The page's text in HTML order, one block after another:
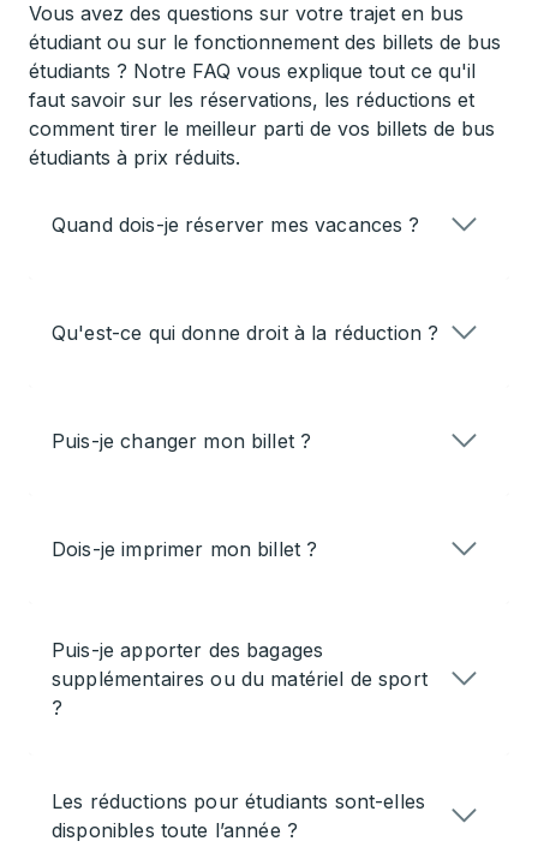
Vous avez des questions sur votre trajet en bus
étudiant ou sur le fonctionnement des billets de bus
étudiants ? Notre FAQ vous explique tout ce qu'il
faut savoir sur les réservations, les réductions et
comment tirer le meilleur parti de vos billets de bus
étudiants à prix réduits.
Quand dois-je réserver mes vacances ?
Qu'est-ce qui donne droit à la réduction ?
Puis-je changer mon billet ?
Dois-je imprimer mon billet ?
Puis-je apporter des bagages
supplémentaires ou du matériel de sport
?
Les réductions pour étudiants sont-elles
disponibles toute l’année ?